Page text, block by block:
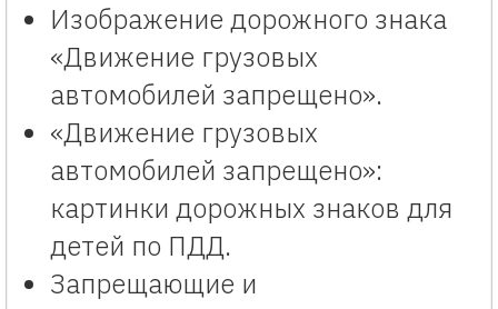
Изображение дорожного знака
«Движение грузовых
автомобилей запрещено».
«Движение грузовых
автомобилей запрещено»:
картинки дорожных знаков для
детей по ПДД.
Запрещающие и